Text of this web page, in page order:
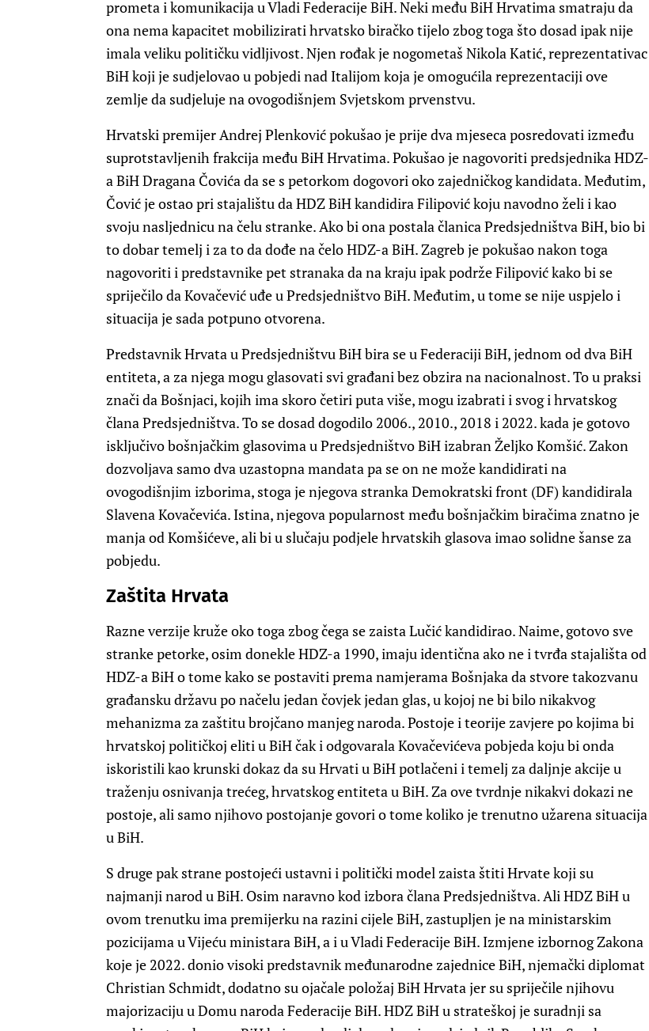
prometa i komunikacija u Vladi Federacije BiH. Neki među BiH Hrvatima smatraju da
ona nema kapacitet mobilizirati hrvatsko biračko tijelo zbog toga što dosad ipak nije
imala veliku političku vidljivost. Njen rođak je nogometaš Nikola Katić, reprezentativac
BiH koji je sudjelovao u pobjedi nad Italijom koja je omogućila reprezentaciji ove
zemlje da sudjeluje na ovogodišnjem Svjetskom prvenstvu.
Hrvatski premijer Andrej Plenković pokušao je prije dva mjeseca posredovati između
suprotstavljenih frakcija među BiH Hrvatima. Pokušao je nagovoriti predsjednika HDZ-
a BiH Dragana Čovića da se s petorkom dogovori oko zajedničkog kandidata. Međutim,
Čović je ostao pri stajalištu da HDZ BiH kandidira Filipović koju navodno želi i kao
svoju nasljednicu na čelu stranke. Ako bi ona postala članica Predsjedništva BiH, bio bi
to dobar temelj i za to da dođe na čelo HDZ-a BiH. Zagreb je pokušao nakon toga
nagovoriti i predstavnike pet stranaka da na kraju ipak podrže Filipović kako bi se
spriječilo da Kovačević uđe u Predsjedništvo BiH. Međutim, u tome se nije uspjelo i
situacija je sada potpuno otvorena.
Predstavnik Hrvata u Predsjedništvu BiH bira se u Federaciji BiH, jednom od dva BiH
entiteta, a za njega mogu glasovati svi građani bez obzira na nacionalnost. To u praksi
znači da Bošnjaci, kojih ima skoro četiri puta više, mogu izabrati i svog i hrvatskog
člana Predsjedništva. To se dosad dogodilo 2006., 2010., 2018 i 2022. kada je gotovo
isključivo bošnjačkim glasovima u Predsjedništvo BiH izabran Željko Komšić. Zakon
dozvoljava samo dva uzastopna mandata pa se on ne može kandidirati na
ovogodišnjim izborima, stoga je njegova stranka Demokratski front (DF) kandidirala
Slavena Kovačevića. Istina, njegova popularnost među bošnjačkim biračima znatno je
manja od Komšićeve, ali bi u slučaju podjele hrvatskih glasova imao solidne šanse za
pobjedu.
Zaštita Hrvata
Razne verzije kruže oko toga zbog čega se zaista Lučić kandidirao. Naime, gotovo sve
stranke petorke, osim donekle HDZ-a 1990, imaju identična ako ne i tvrđa stajališta od
HDZ-a BiH o tome kako se postaviti prema namjerama Bošnjaka da stvore takozvanu
građansku državu po načelu jedan čovjek jedan glas, u kojoj ne bi bilo nikakvog
mehanizma za zaštitu brojčano manjeg naroda. Postoje i teorije zavjere po kojima bi
hrvatskoj političkoj eliti u BiH čak i odgovarala Kovačevićeva pobjeda koju bi onda
iskoristili kao krunski dokaz da su Hrvati u BiH potlačeni i temelj za daljnje akcije u
traženju osnivanja trećeg, hrvatskog entiteta u BiH. Za ove tvrdnje nikakvi dokazi ne
postoje, ali samo njihovo postojanje govori o tome koliko je trenutno užarena situacija
u BiH.
S druge pak strane postojeći ustavni i politički model zaista štiti Hrvate koji su
najmanji narod u BiH. Osim naravno kod izbora člana Predsjedništva. Ali HDZ BiH u
ovom trenutku ima premijerku na razini cijele BiH, zastupljen je na ministarskim
pozicijama u Vijeću ministara BiH, a i u Vladi Federacije BiH. Izmjene izbornog Zakona
koje je 2022. donio visoki predstavnik međunarodne zajednice BiH, njemački diplomat
Christian Schmidt, dodatno su ojačale položaj BiH Hrvata jer su spriječile njihovu
majorizaciju u Domu naroda Federacije BiH. HDZ BiH u strateškoj je suradnji sa